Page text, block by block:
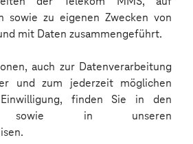
sowie zu eigenen Zwecken von
mit Daten zusammengeführt.
auch zur Datenverarbeitung
und zum jederzeit möglichen
finden Sie in den
sowie in unseren